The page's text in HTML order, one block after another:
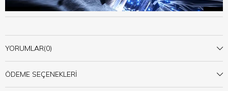
YORUMLAR(0)
ÖDEME SEÇENEKLERI